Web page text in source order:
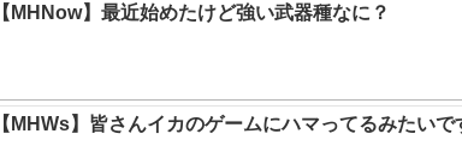
【MHNow】最近始めたけど強い武器種なに？
【MHWs】皆さんイカのゲームにハマってるみたい